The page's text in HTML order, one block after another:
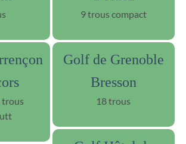
9 trous compact
trous
Golf de Grenoble
Bresson
18 trous